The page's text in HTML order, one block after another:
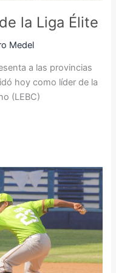
la Liga Élite
Medel
a las provincias
hoy como líder de la
(LEBC)